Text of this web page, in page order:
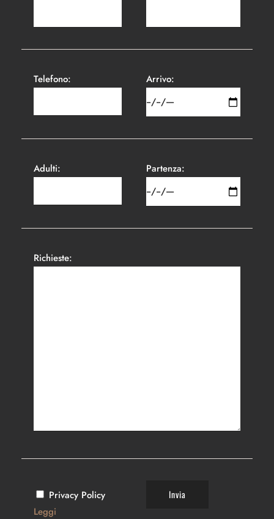
Telefono: Arrivo:
Adulti: Partenza:
Richieste:
Privacy Policy
Leggi